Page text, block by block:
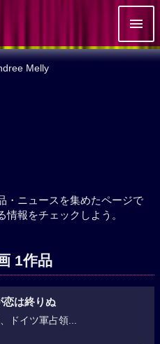
Melly
・ニュースを集めたページで
報をチェックしよう。
1作品
恋は終りぬ
ドイツ軍占領...